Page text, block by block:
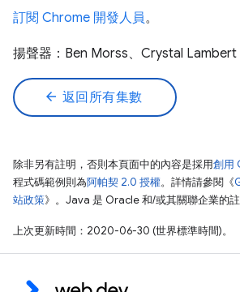
訂閱 Chrome 開發人員。
揚聲器：Ben Morss、Crystal Lambert
arrow_back 返回所有集數
除非另有註明，否則本頁面中的內容是採用創用
程式碼範例則為阿帕契 2.0 授權。詳情請參閱《
站政策》。Java 是 Oracle 和/或其關聯企業的註
上次更新時間：2020-06-30 (世界標準時間)。